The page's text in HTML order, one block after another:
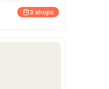
3 shops